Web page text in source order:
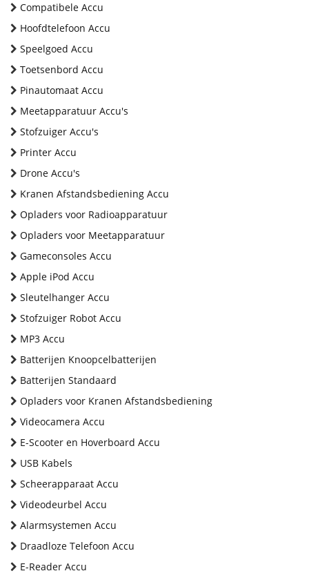
Compatibele Accu
Hoofdtelefoon Accu
Speelgoed Accu
Toetsenbord Accu
Pinautomaat Accu
Meetapparatuur Accu's
Stofzuiger Accu's
Printer Accu
Drone Accu's
Kranen Afstandsbediening Accu
Opladers voor Radioapparatuur
Opladers voor Meetapparatuur
Gameconsoles Accu
Apple iPod Accu
Sleutelhanger Accu
Stofzuiger Robot Accu
MP3 Accu
Batterijen Knoopcelbatterijen
Batterijen Standaard
Opladers voor Kranen Afstandsbediening
Videocamera Accu
E-Scooter en Hoverboard Accu
USB Kabels
Scheerapparaat Accu
Videodeurbel Accu
Alarmsystemen Accu
Draadloze Telefoon Accu
E-Reader Accu